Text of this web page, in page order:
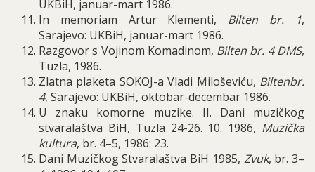
UKBiH, januar-mart 1986.
In memoriam Artur Klementi, Bilten br. 1,
Sarajevo: UKBiH, januar-mart 1986.
Razgovor s Vojinom Komadinom, Bilten br. 4 DMS,
Tuzla, 1986.
Zlatna plaketa SOKOJ-a Vladi Miloševiću, Biltenbr.
4, Sarajevo: UKBiH, oktobar-decembar 1986.
U znaku komorne muzike. II. Dani muzičkog
stvaralaštva BiH, Tuzla 24-26. 10. 1986, Muzička
kultura, br. 4–5, 1986: 23.
Dani Muzičkog Stvaralaštva BiH 1985, Zvuk, br. 3–